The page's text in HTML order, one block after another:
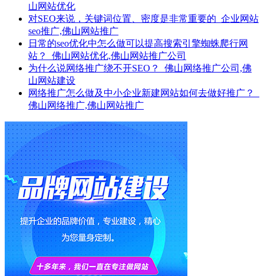
山网站优化
对SEO来说，关键词位置、密度是非常重要的_企业网站
seo推广,佛山网站推广
日常的seo优化中怎么做可以提高搜索引擎蜘蛛爬行网
站？_佛山网站优化,佛山网站推广公司
为什么说网络推广绕不开SEO？_佛山网络推广公司,佛
山网站建设
网络推广怎么做及中小企业新建网站如何去做好推广？_
佛山网络推广,佛山网站推广